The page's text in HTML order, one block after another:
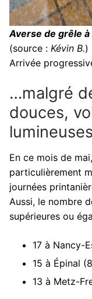
Averse de grêle
(source : Kévin B.)
Arrivée
…malgré
douces,
lumineuses
En ce mois de
particulièrement
journées
Aussi, le nombre
supérieures ou
17 à Nancy-
15 à Épinal
13 à Metz-